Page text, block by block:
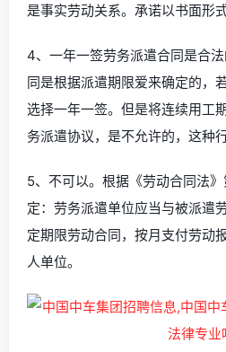
是事实劳动关系。承诺以书面形
4、一年一签劳务派遣合同是合
同是根据派遣期限爱来确定的，
选择一年一签。但是将连续用工
务派遣协议，是不允许的，这种
5、不可以。根据《劳动合同法
定：劳务派遣单位应当与被派遣
定期限劳动合同，按月支付劳动
人单位。